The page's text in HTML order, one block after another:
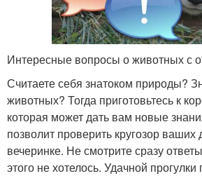
Интересные вопросы о животных с
Считаете себя знатоком природы?
животных? Тогда приготовьтесь к
которая может дать вам новые
позволит проверить кругозор ваших
вечеринке. Не смотрите сразу
этого не хотелось. Удачной